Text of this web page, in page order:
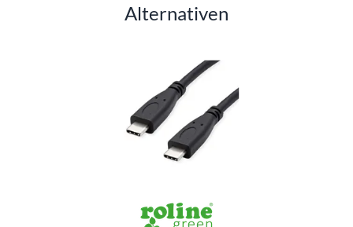
Alternativen